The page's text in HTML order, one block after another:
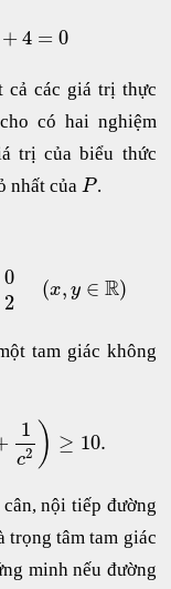
+ 4 = 0
các giá trị thực
có hai nghiệm
trị của biểu thức
nhất của P.
0
2
(x, y ∈ R)
tam giác không
1
c2 ) ≥ 10.
nội tiếp đường
tâm tam giác
minh nếu đường